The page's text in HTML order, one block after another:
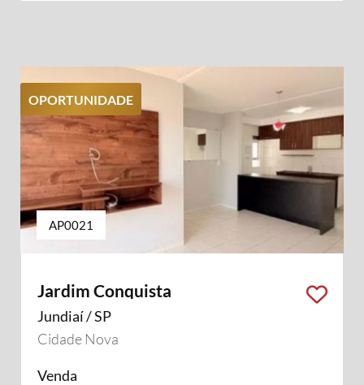
OPORTUNIDADE
AP0021
Jardim Conquista
Jundiaí / SP
Cidade Nova
Venda